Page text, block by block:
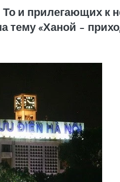
То и прилегающих к
тему «Ханой –